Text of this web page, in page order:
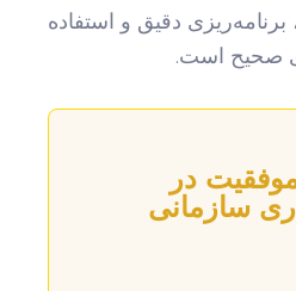
دقیق و استفاده
صحیح است.
در
سازمانی